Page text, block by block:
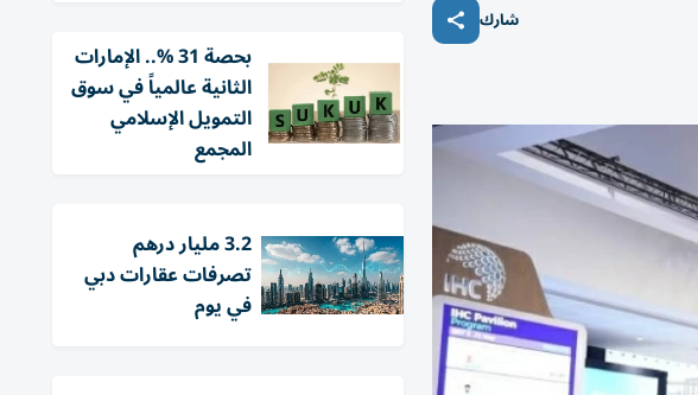
شارك
بحصة 31 %.. الإمارات
الثانية عالمياً في سوق
التمويل الإسلامي
المجمع
3.2 مليار درهم
تصرفات عقارات دبي
في يوم